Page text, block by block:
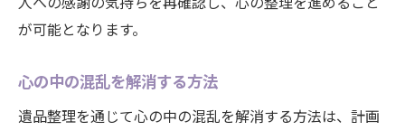
が可能となります。
心の中の混乱を解消する方法
遺品整理を通じて心の中の混乱を解消する方法は、計画